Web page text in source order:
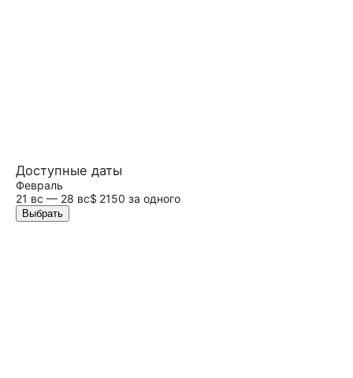
Доступные даты
Февраль
21 вс — 28 вс$ 2150 за одного
Выбрать